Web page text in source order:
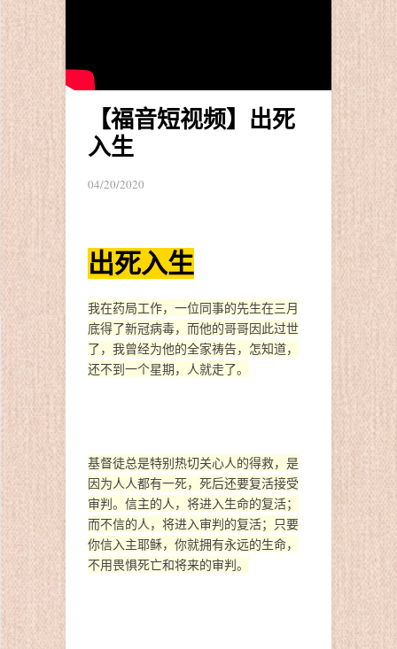
【福音短视频】出死
入生
04/20/2020
出死入生
我在药局工作，一位同事的先生在三月
底得了新冠病毒，而他的哥哥因此过世
了，我曾经为他的全家祷告，怎知道，
还不到一个星期，人就走了。
基督徒总是特别热切关心人的得救，是
因为人人都有一死，死后还要复活接受
审判。信主的人，将进入生命的复活；
而不信的人，将进入审判的复活；只要
你信入主耶稣，你就拥有永远的生命，
不用畏惧死亡和将来的审判。